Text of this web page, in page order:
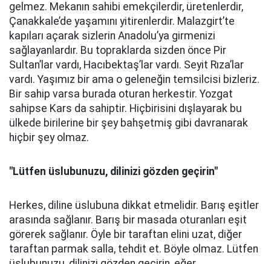
gelmez. Mekanın sahibi emekçilerdir, üretenlerdir,
Çanakkale’de yaşamını yitirenlerdir. Malazgirt’te
kapıları açarak sizlerin Anadolu’ya girmenizi
sağlayanlardır. Bu topraklarda sizden önce Pir
Sultan’lar vardı, Hacıbektaş’lar vardı. Seyit Rıza’lar
vardı. Yaşımız bir ama o geleneğin temsilcisi bizleriz.
Bir sahip varsa burada oturan herkestir. Yozgat
sahipse Kars da sahiptir. Hiçbirisini dışlayarak bu
ülkede birilerine bir şey bahşetmiş gibi davranarak
hiçbir şey olmaz.
"Lütfen üslubunuzu, dilinizi gözden geçirin"
Herkes, diline üslubuna dikkat etmelidir. Barış eşitler
arasında sağlanır. Barış bir masada oturanları eşit
görerek sağlanır. Öyle bir taraftan elini uzat, diğer
taraftan parmak salla, tehdit et. Böyle olmaz. Lütfen